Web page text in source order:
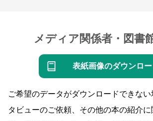
メディア関係者・図書
表紙画像のダウンロー
ご希望のデータがダウンロードできな
タビューのご依頼、その他の本の紹介